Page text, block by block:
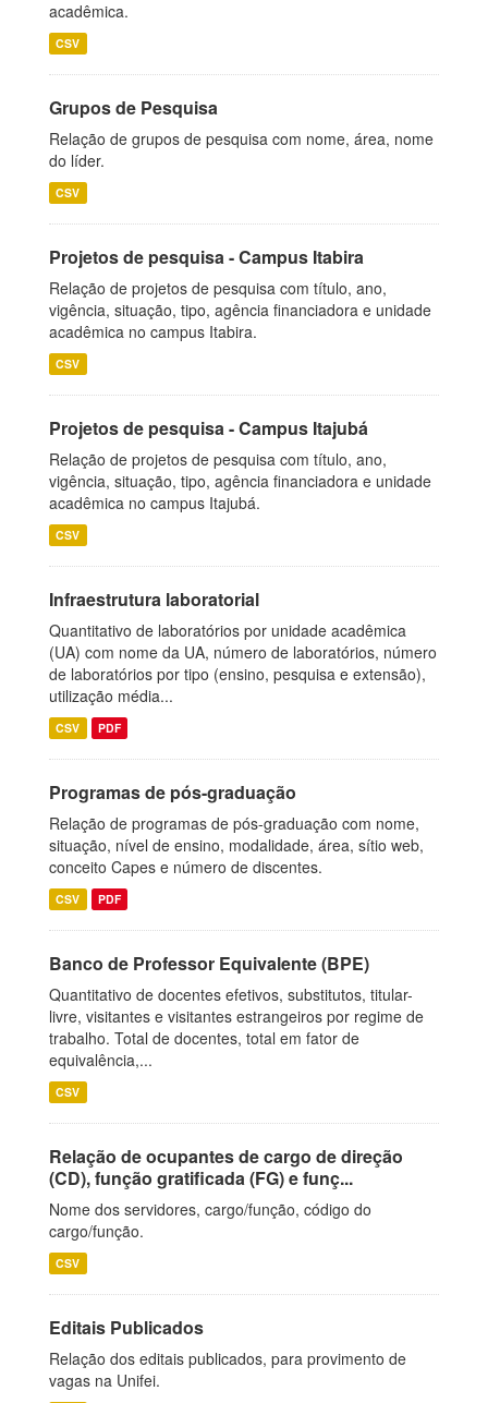
acadêmica.
CSV
Grupos de Pesquisa
Relação de grupos de pesquisa com nome, área, nome
do líder.
CSV
Projetos de pesquisa - Campus Itabira
Relação de projetos de pesquisa com título, ano,
vigência, situação, tipo, agência financiadora e unidade
acadêmica no campus Itabira.
CSV
Projetos de pesquisa - Campus Itajubá
Relação de projetos de pesquisa com título, ano,
vigência, situação, tipo, agência financiadora e unidade
acadêmica no campus Itajubá.
CSV
Infraestrutura laboratorial
Quantitativo de laboratórios por unidade acadêmica
(UA) com nome da UA, número de laboratórios, número
de laboratórios por tipo (ensino, pesquisa e extensão),
utilização média...
CSV PDF
Programas de pós-graduação
Relação de programas de pós-graduação com nome,
situação, nível de ensino, modalidade, área, sítio web,
conceito Capes e número de discentes.
CSV PDF
Banco de Professor Equivalente (BPE)
Quantitativo de docentes efetivos, substitutos, titular-
livre, visitantes e visitantes estrangeiros por regime de
trabalho. Total de docentes, total em fator de
equivalência,...
CSV
Relação de ocupantes de cargo de direção
(CD), função gratificada (FG) e funç...
Nome dos servidores, cargo/função, código do
cargo/função.
CSV
Editais Publicados
Relação dos editais publicados, para provimento de
vagas na Unifei.